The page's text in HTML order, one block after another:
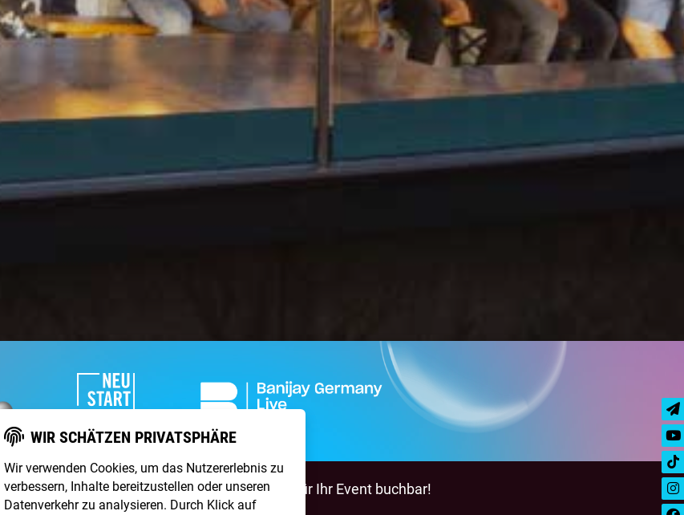
Artists & natürlich istNightWashauch für Ihr Event buchbar!
WIR SCHÄTZEN PRIVATSPHÄRE
Wir verwenden Cookies, um das Nutzererlebnis zu
verbessern, Inhalte bereitzustellen oder unseren
Datenverkehr zu analysieren. Durch Klick auf